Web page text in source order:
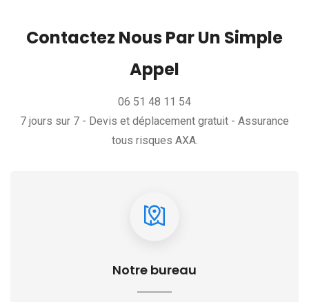
Contactez Nous Par Un Simple
Appel
06 51 48 11 54
7 jours sur 7 - Devis et déplacement gratuit - Assurance
tous risques AXA.
Notre bureau